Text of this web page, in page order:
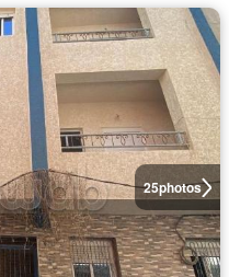
25photos